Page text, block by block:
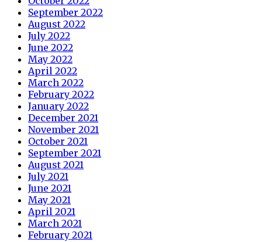
September 2022
August 2022
July 2022
June 2022
May 2022
April 2022
March 2022
February 2022
January 2022
December 2021
November 2021
October 2021
September 2021
August 2021
July 2021
June 2021
May 2021
April 2021
March 2021
February 2021